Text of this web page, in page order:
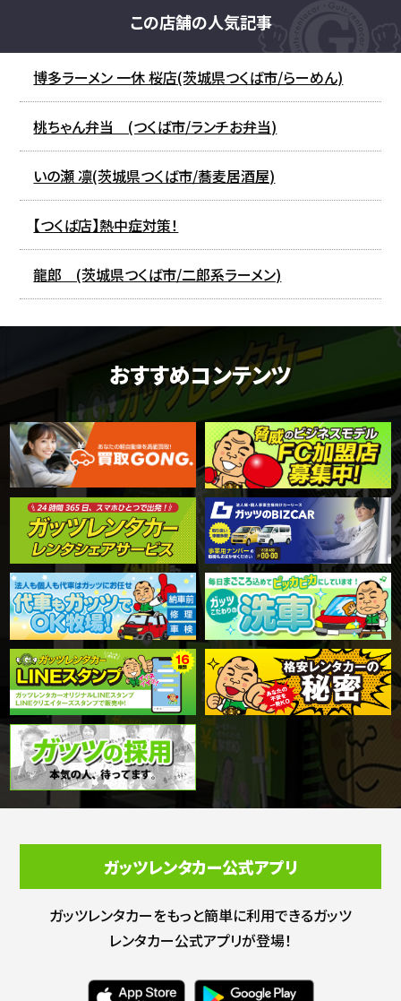
この店舗の人気記事
博多ラーメン 一休 桜店(茨城県つくば市/らーめん)
桃ちゃん弁当 (つくば市/ランチお弁当)
いの瀬 凛(茨城県つくば市/蕎麦居酒屋)
【つくば店】熱中症対策！
龍郎 (茨城県つくば市/二郎系ラーメン)
おすすめコンテンツ
ガッツレンタカー公式アプリ
ガッツレンタカーをもっと簡単に利用できるガッツ
レンタカー公式アプリが登場！